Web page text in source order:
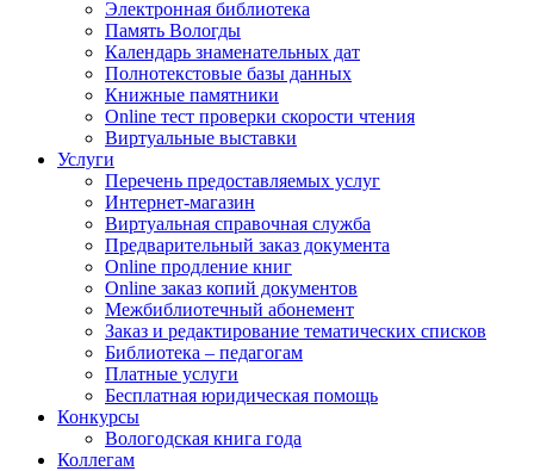
Электронная библиотека
Память Вологды
Календарь знаменательных дат
Полнотекстовые базы данных
Книжные памятники
Online тест проверки скорости чтения
Виртуальные выставки
Услуги
Перечень предоставляемых услуг
Интернет-магазин
Виртуальная справочная служба
Предварительный заказ документа
Online продление книг
Online заказ копий документов
Межбиблиотечный абонемент
Заказ и редактирование тематических списков
Библиотека – педагогам
Платные услуги
Бесплатная юридическая помощь
Конкурсы
Вологодская книга года
Коллегам